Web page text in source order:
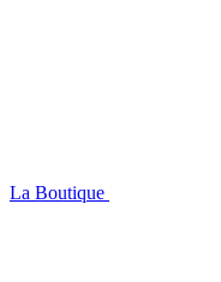
La Boutique